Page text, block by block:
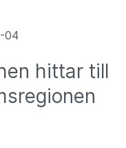
04
hittar till